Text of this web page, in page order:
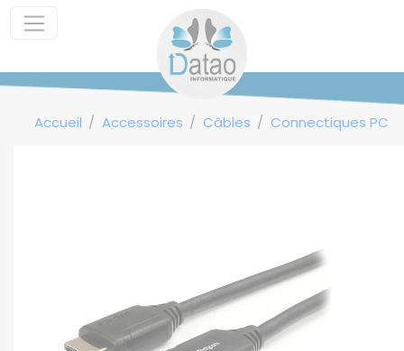
Accueil Accessoires Câbles Connectiques PC
Panneau de gestion des cookies